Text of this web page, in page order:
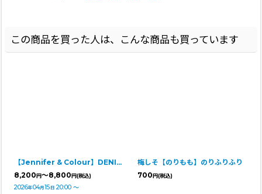
この商品を買った人は、こんな商品も買っています
【Jennifer & Colour】DENIM DRESS（デニムドレス）
8,200円～8,800円(税込)
2026年04月15 日 20:00 ～
梅しそ【のりもも】のりふりふり
700円(税込)